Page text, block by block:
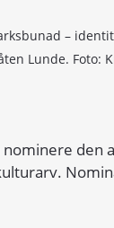
–
Lunde. Foto:
den